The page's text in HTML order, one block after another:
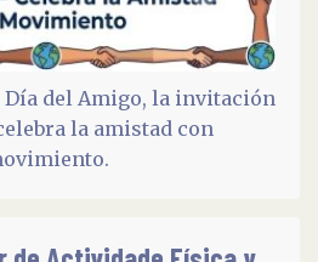
Día del Amigo, la invitación
la amistad con